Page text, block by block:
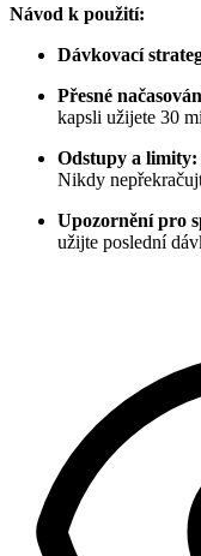
Návod k použití:
Dávkovací
Přesné
kapsli užijete 30
Odstupy a limity:
Nikdy
Upozornění pro
užijte poslední